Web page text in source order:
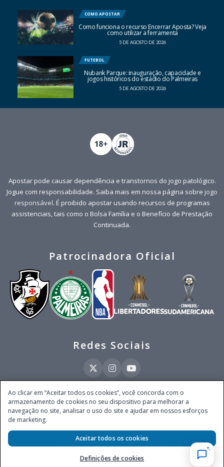
COMO APOSTAR
Como funciona o recurso Encerrar Aposta? Veja
como utilizar a ferramenta
5 DE AGOSTO DE 2026
FUTEBOL
Nubank Parque: inauguração, capacidade e
jogos históricos do estádio do Palmeiras
5 DE AGOSTO DE 2026
Apostar pode causar dependência e transtornos do jogo patológico.
Jogue com responsabilidade. Saiba mais em nossa página sobre jogo
responsável. É proibido apostar usando recursos de programas
assistenciais, tais como o Bolsa Família e o Benefício de Prestação
Continuada.
Patrocinadora Oficial
Redes Sociais
Este site é operado pela Ventmear Brasil LTDA (CNPJ 52.868.380/0001-84), com
endereço na Avenida Brigadeiro Faria Lima, nº 4.055, 3º andar, Itaim Bibi, no
Município de São Paulo, Estado de São Paulo, CEP 04538-133, Brasil - empresa
autorizada a operar apostas de quota fixa em todo território nacional pela
Secretaria de Prêmios e Apostas do Ministério da Fazenda, conforme Portaria nº
247, de 07.02.2025, publicada no DOU em 11.2.2025.
Ao clicar em “Aceitar todos os cookies”, você concorda com o
armazenamento de cookies no seu dispositivo para melhorar a
navegação no site, analisar o uso do site e ajudar em nossos esforços
de marketing.
Definições de cookies
Aceitar todos os cookies